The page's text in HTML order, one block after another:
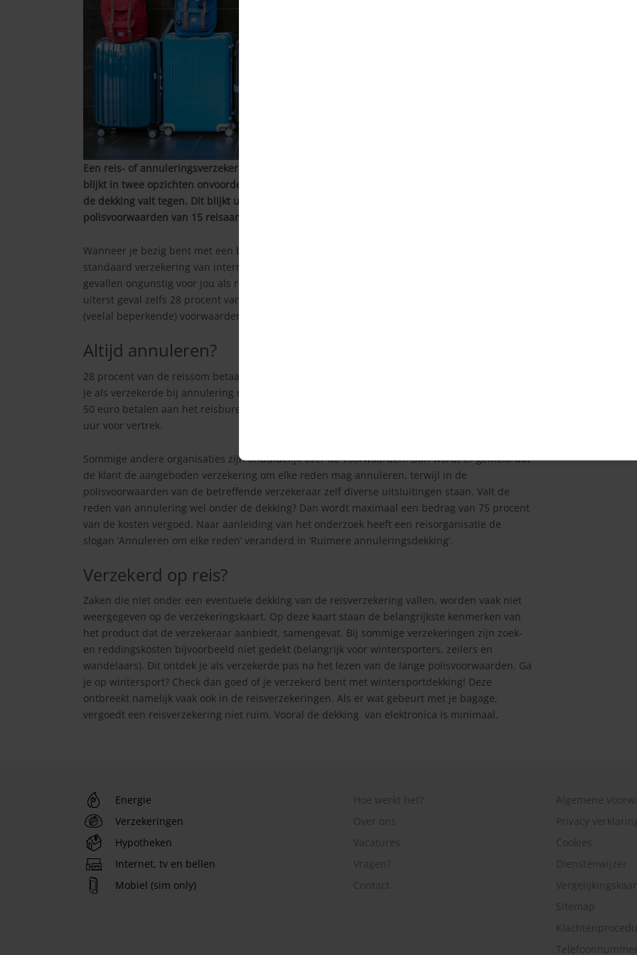
Een reis- of annuleringsverzekering afsluiten bij een luchtvaartmaatschappij of reisbureau
blijkt in twee opzichten onvoordelig uit te pakken: een dergelijke verzekering is vaak duur en
de dekking valt tegen. Dit blijkt uit onderzoek van De Consumentenbond, die
polisvoorwaarden van 15 reisaanbieders naast elkaar heeft gelegd.
Wanneer je bezig bent met een boeking kun je op een gegeven moment kiezen voor een
standaard verzekering van internationale verzekeraars. Deze verzekeringen zijn in de meeste
gevallen ongunstig voor jou als reiziger. Je betaalt een hoge premie van 5 procent (in een
uiterst geval zelfs 28 procent van de reissom) en de dekking valt tegen. Daarnaast zijn de
(veelal beperkende) voorwaarden van de reisverzekeraar niet altijd duidelijk aangegeven.
Altijd annuleren?
28 procent van de reissom betaal je bij een bepaalde vliegticketverkoper. Voor die premie krijg
je als verzekerde bij annulering maar 85 procent van de ticketkosten terug, moet je nog eens
50 euro betalen aan het reisbureau, wanneer je je reis annuleert én stopt de verzekering 48
uur voor vertrek.
Sommige andere organisaties zijn onduidelijk over de voorwaarden. Dan wordt er gemeld dat
de klant de aangeboden verzekering om elke reden mag annuleren, terwijl in de
polisvoorwaarden van de betreffende verzekeraar zelf diverse uitsluitingen staan. Valt de
reden van annulering wel onder de dekking? Dan wordt maximaal een bedrag van 75 procent
van de kosten vergoed. Naar aanleiding van het onderzoek heeft een reisorganisatie de
slogan ‘Annuleren om elke reden’ veranderd in ‘Ruimere annuleringsdekking’.
Verzekerd op reis?
Zaken die niet onder een eventuele dekking van de reisverzekering vallen, worden vaak niet
weergegeven op de verzekeringskaart. Op deze kaart staan de belangrijkste kenmerken van
het product dat de verzekeraar aanbiedt, samengevat. Bij sommige verzekeringen zijn zoek-
en reddingskosten bijvoorbeeld niet gedekt (belangrijk voor wintersporters, zeilers en
wandelaars). Dit ontdek je als verzekerde pas na het lezen van de lange polisvoorwaarden. Ga
je op wintersport? Check dan goed of je verzekerd bent met wintersportdekking! Deze
ontbreekt namelijk vaak ook in de reisverzekeringen. Als er wat gebeurt met je bagage,
vergoedt een reisverzekering niet ruim. Vooral de dekking van elektronica is minimaal.
Energie
Verzekeringen
Hypotheken
Internet, tv en bellen
Mobiel (sim only)
Hoe werkt het?
Over ons
Vacatures
Vragen?
Contact
Algemene
Privacy
Cookies
Dienstenwijzer
Sitemap